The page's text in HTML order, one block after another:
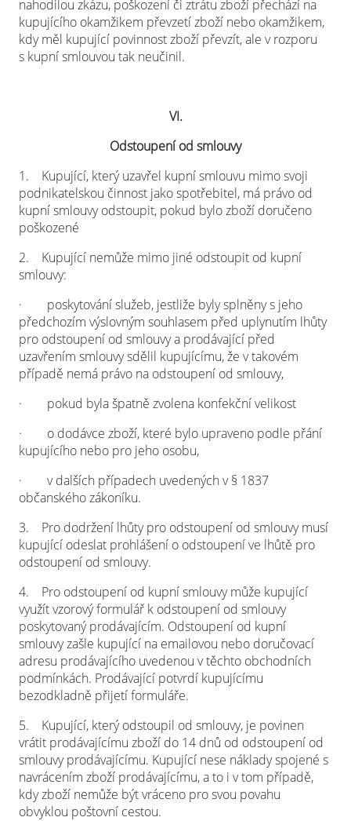
nahodilou zkázu, poškození či ztrátu zboží přechází na
kupujícího okamžikem převzetí zboží nebo okamžikem,
kdy měl kupující povinnost zboží převzít, ale v rozporu
s kupní smlouvou tak neučinil.
VI.
Odstoupení od smlouvy
1. Kupující, který uzavřel kupní smlouvu mimo svoji
podnikatelskou činnost jako spotřebitel, má právo od
kupní smlouvy odstoupit, pokud bylo zboží doručeno
poškozené
2. Kupující nemůže mimo jiné odstoupit od kupní
smlouvy:
· poskytování služeb, jestliže byly splněny s jeho
předchozím výslovným souhlasem před uplynutím lhůty
pro odstoupení od smlouvy a prodávající před
uzavřením smlouvy sdělil kupujícímu, že v takovém
případě nemá právo na odstoupení od smlouvy,
· pokud byla špatně zvolena konfekční velikost
· o dodávce zboží, které bylo upraveno podle přání
kupujícího nebo pro jeho osobu,
· v dalších případech uvedených v § 1837
občanského zákoníku.
3. Pro dodržení lhůty pro odstoupení od smlouvy musí
kupující odeslat prohlášení o odstoupení ve lhůtě pro
odstoupení od smlouvy.
4. Pro odstoupení od kupní smlouvy může kupující
využít vzorový formulář k odstoupení od smlouvy
poskytovaný prodávajícím. Odstoupení od kupní
smlouvy zašle kupující na emailovou nebo doručovací
adresu prodávajícího uvedenou v těchto obchodních
podmínkách. Prodávající potvrdí kupujícímu
bezodkladně přijetí formuláře.
5. Kupující, který odstoupil od smlouvy, je povinen
vrátit prodávajícímu zboží do 14 dnů od odstoupení od
smlouvy prodávajícímu. Kupující nese náklady spojené s
navrácením zboží prodávajícímu, a to i v tom případě,
kdy zboží nemůže být vráceno pro svou povahu
obvyklou poštovní cestou.